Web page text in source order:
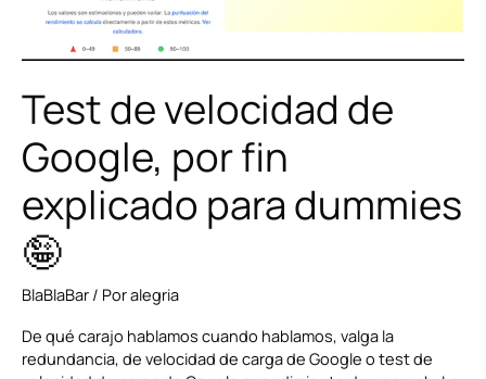
Test de velocidad de
Google, por fin
explicado para dummies
🤪
BlaBlaBar / Poralegria
De qué carajo hablamos cuando hablamos, valga la
redundancia, de velocidad de carga de Google o test de
dummies